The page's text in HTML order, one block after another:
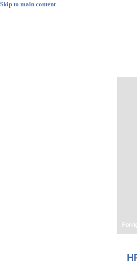
Skip to main content